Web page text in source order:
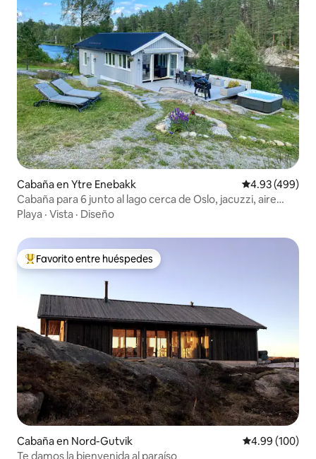
Cabaña en Ytre Enebakk Calificación
4.93 (499)
Cabaña para 6 junto al lago cerca de Oslo, jacuzzi, aire
acondicionado, wifi
Playa · Vista · Diseño
Favorito entre huéspedes preferido
Favorito entre huéspedes
Cabaña en Nord-Gutvik Calificación
4.99 (100)
Te damos la bienvenida al paraíso